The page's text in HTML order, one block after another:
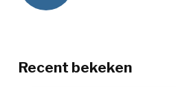
Recent bekeken